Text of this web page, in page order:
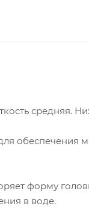
средняя.
обеспечения
форму
в воде.